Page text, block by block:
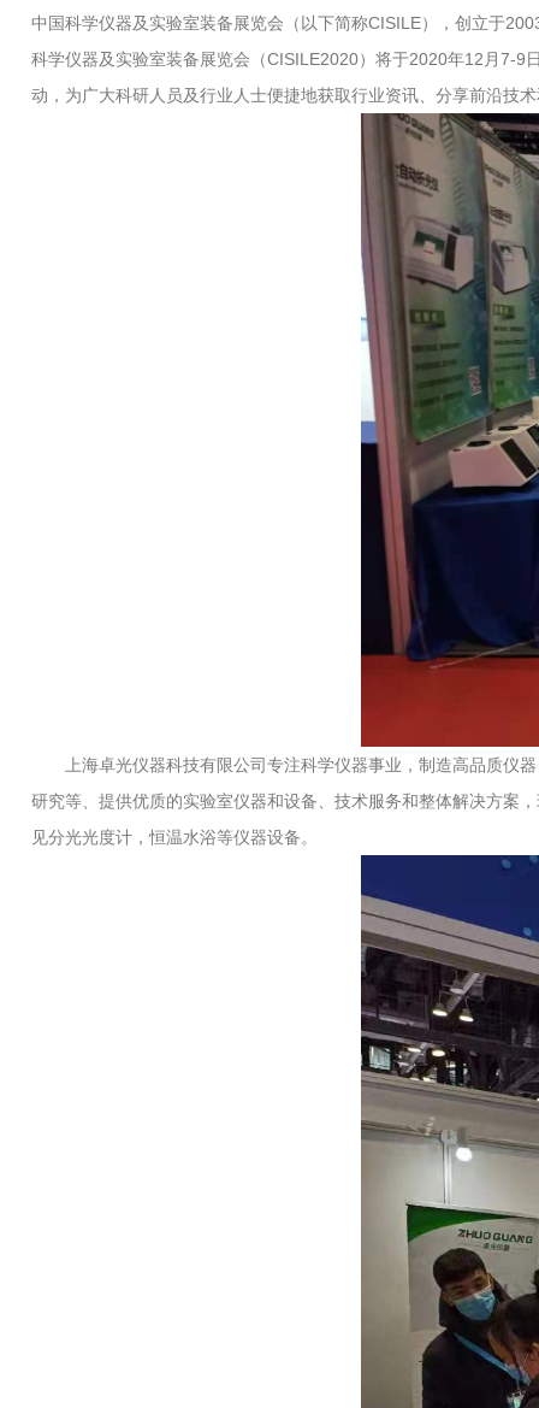
中国科学仪器及实验室装备展览会（以下简称CISILE），创立于
科学仪器及实验室装备展览会（CISILE2020）将于2020年12月7-9
动，为广大科研人员及行业人士便捷地获取行业资讯、分享前沿技
上海卓光仪器科技有限公司专注科学仪器事业，制造高品质仪器
研究等、提供优质的实验室仪器和设备、技术服务和整体解决方案
见分光光度计，恒温水浴等仪器设备。